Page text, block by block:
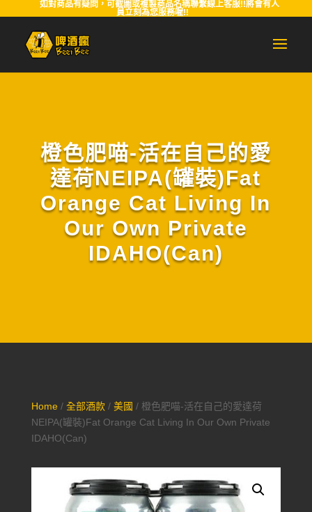
如對商品有疑問，可截圖或複製商品名稱聯繫線上客服!!將會有人
員立刻為您服務喔!!
橙色肥喵-活在自己的愛
達荷NEIPA(罐裝)Fat
Orange Cat Living In
Our Own Private
IDAHO(Can)
Home/ 全部酒款/ 美國 / 橙色肥喵-活在自己的愛達荷
NEIPA(罐裝)Fat Orange Cat Living In Our Own Private
IDAHO(Can)